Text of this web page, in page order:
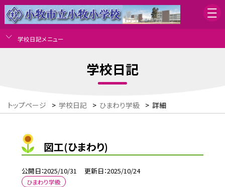
学校日記メニュー
学校日記
トップページ > 学校日記 > ひまわり学級 > 詳細
図工(ひまわり)
公開日 2025/10/31 更新日 2025/10/24
ひまわり学級